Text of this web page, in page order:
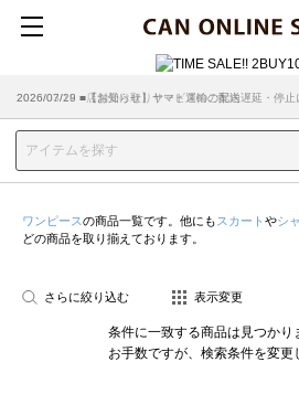
2026/07/29 ■【お知らせ】ヤマト運輸の配送遅延・停止
2026/03/18 ■店舗受け取りサービスのご案内
ワンピースの商品一覧です。他にも スカート やシ
どの商品を取り揃えております。
さらに絞り込む 表示変更
条件に一致する商品は見つかり
お手数ですが、検索条件を変更